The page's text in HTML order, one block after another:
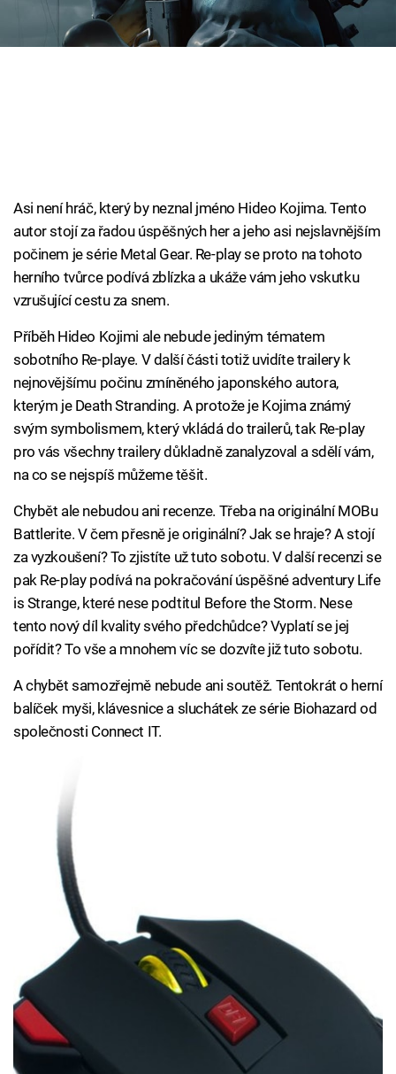
Cool Esport
Přihlášení
Sledujte nás
Asi není hráč, který by neznal jméno Hideo Kojima. Tento
autor stojí za řadou úspěšných her a jeho asi nejslavnějším
počinem je série Metal Gear. Re-play se proto na tohoto
herního tvůrce podívá zblízka a ukáže vám jeho vskutku
vzrušující cestu za snem.
Příběh Hideo Kojimi ale nebude jediným tématem
sobotního Re-playe. V další části totiž uvidíte trailery k
nejnovějšímu počinu zmíněného japonského autora,
kterým je Death Stranding. A protože je Kojima známý
svým symbolismem, který vkládá do trailerů, tak Re-play
pro vás všechny trailery důkladně zanalyzoval a sdělí vám,
na co se nejspíš můžeme těšit.
Chybět ale nebudou ani recenze. Třeba na originální MOBu
Battlerite. V čem přesně je originální? Jak se hraje? A stojí
za vyzkoušení? To zjistíte už tuto sobotu. V další recenzi se
pak Re-play podívá na pokračování úspěšné adventury Life
is Strange, které nese podtitul Before the Storm. Nese
tento nový díl kvality svého předchůdce? Vyplatí se jej
pořídit? To vše a mnohem víc se dozvíte již tuto sobotu.
A chybět samozřejmě nebude ani soutěž. Tentokrát o herní
balíček myši, klávesnice a sluchátek ze série Biohazard od
společnosti Connect IT.